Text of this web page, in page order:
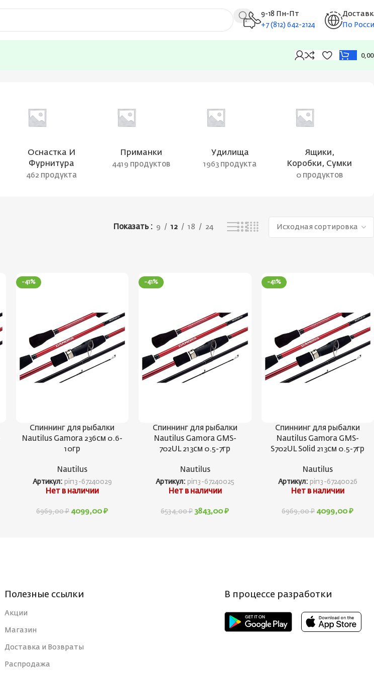
9-18 Пн-Пт
+7 (812) 642-2124
По
Оснастка И
Фурнитура
462 продукта
Приманки
4419 продуктов
Удилища
1963 продукта
Ящики,
Коробки, Сумки
0 продуктов
Показать 9 12 18 24
-41%
Спиннинг для рыбалки
Nautilus Gamora 236см 0.6-
10гр
Nautilus
Артикул: pir13-67240029
Нет в наличии
6969,00₽ 4099,00₽
-41%
Спиннинг для рыбалки
Nautilus Gamora GMS-
702UL 213см 0.5-7гр
Nautilus
Артикул: pir13-67240025
Нет в наличии
6534,00₽ 3843,00₽
-41%
Спиннинг для рыбалки
Nautilus Gamora GMS-
S702UL Solid 213см 0.5-7гр
Nautilus
Артикул: pir13-67240026
Нет в наличии
6969,00₽ 4099,00₽
Полезные ссылки
Акции
Магазин
Доставка и Возвраты
Распродажа
В процессе разработки